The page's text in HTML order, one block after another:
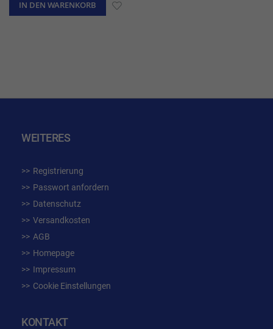
IN DEN WARENKORB ZUR
WEITERES
Registrierung
Passwort anfordern
Datenschutz
Versandkosten
AGB
Homepage
Impressum
Cookie Einstellungen
KONTAKT